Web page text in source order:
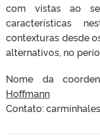
com vistas ao
características
contexturas desde
alternativos, no
Nome da
Hoffmann
Contato: